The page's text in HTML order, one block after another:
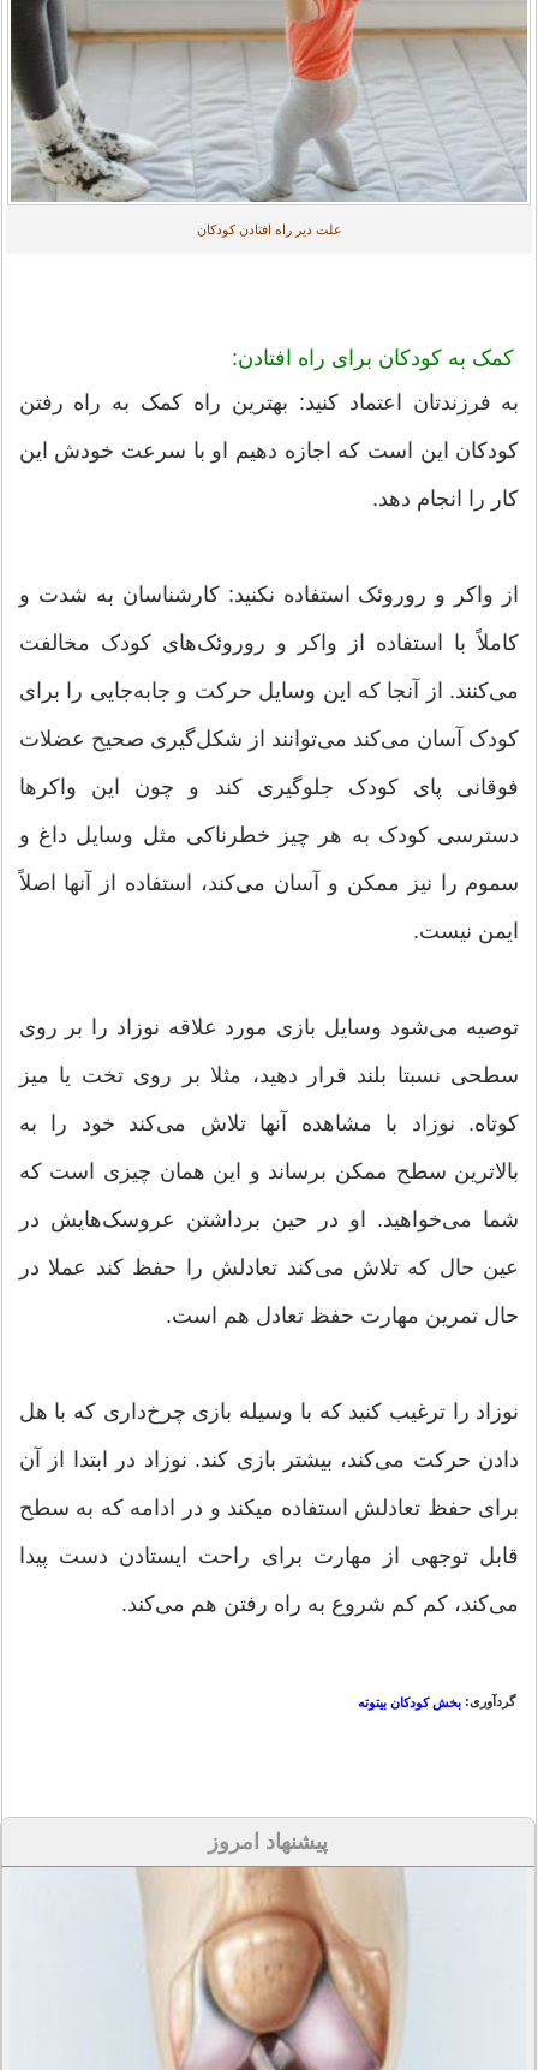
علت دیر راه افتادن کودکان
کمک به کودکان برای راه افتادن:
به فرزندتان اعتماد کنید: بهترین راه کمک به راه رفتن
کودکان این است که اجازه دهیم او با سرعت خودش این
کار را انجام دهد.
از واکر و روروئک استفاده نکنید: کارشناسان به شدت و
کاملاً با استفاده از واکر و روروئک‌های کودک مخالفت
می‌کنند. از آنجا که این وسایل حرکت و جابه‌جایی را برای
کودک آسان می‌کند می‌توانند از شکل‌گیری صحیح عضلات
فوقانی پای کودک جلوگیری کند و چون این واکرها
دسترسی کودک به هر چیز خطرناکی مثل وسایل داغ و
سموم را نیز ممکن و آسان می‌کند، استفاده از آنها اصلاً
ایمن نیست.
توصیه می‌شود وسایل بازی مورد علاقه نوزاد را بر روی
سطحی نسبتا بلند قرار دهید، مثلا بر روی تخت یا میز
کوتاه. نوزاد با مشاهده آنها تلاش می‌کند خود را به
بالاترین سطح ممکن برساند و این همان چیزی است که
شما می‌خواهید. او در حین برداشتن عروسک‌هایش در
عین حال که تلاش می‌کند تعادلش را حفظ کند عملا در
حال تمرین مهارت حفظ تعادل هم است.
نوزاد را ترغیب کنید که با وسیله بازی چرخ‌داری که با هل
دادن حرکت می‌کند، بیشتر بازی کند. نوزاد در ابتدا از آن
برای حفظ تعادلش استفاده می‎کند و در ادامه که به سطح
قابل توجهی از مهارت برای راحت ایستادن دست پیدا
می‌کند، کم کم شروع به راه رفتن هم می‌کند.
گردآوری: بخش کودکان بیتوته
پیشنهاد امروز